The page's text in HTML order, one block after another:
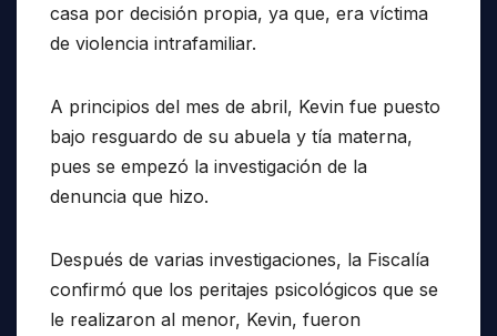
casa por decisión propia, ya que, era víctima
de violencia intrafamiliar.
A principios del mes de abril, Kevin fue puesto
bajo resguardo de su abuela y tía materna,
pues se empezó la investigación de la
denuncia que hizo.
Después de varias investigaciones, la Fiscalía
confirmó que los peritajes psicológicos que se
le realizaron al menor, Kevin, fueron